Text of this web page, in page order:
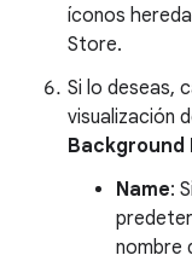
íconos
Store.
Si lo deseas,
visualización
Background
Name:
nombre